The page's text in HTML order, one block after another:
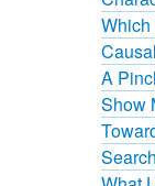
Which
A
Show